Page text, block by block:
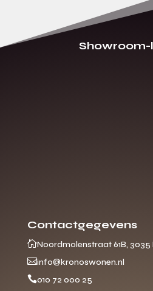
Contactgegevens
Noordmolenstraat 61B, 3035
info@kronoswonen.nl
010 72 000 25